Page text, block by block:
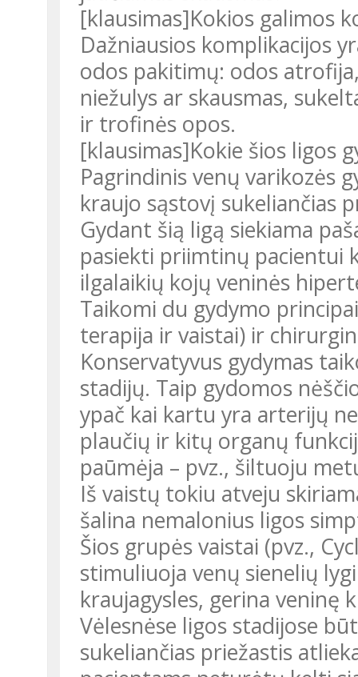
[klausimas]Kokios galimos
Dažniausios komplikacijos
odos pakitimų: odos
niežulys ar skausmas,
ir trofinės opos.
[klausimas]Kokie šios ligos
Pagrindinis venų varikozės
kraujo sąstovį sukeliančias
Gydant šią ligą siekiama
pasiekti priimtinų pacientui
ilgalaikių kojų veninės
Taikomi du gydymo
terapija ir vaistai) ir
Konservatyvus gydymas
stadijų. Taip gydomos
ypač kai kartu yra arterijų
plaučių ir kitų organų
paūmėja – pvz., šiltuoju
Iš vaistų tokiu atveju
šalina nemalonius ligos
Šios grupės vaistai (pvz.,
stimuliuoja venų sienelių
kraujagysles, gerina veninę
Vėlesnėse ligos stadijose
sukeliančias priežastis